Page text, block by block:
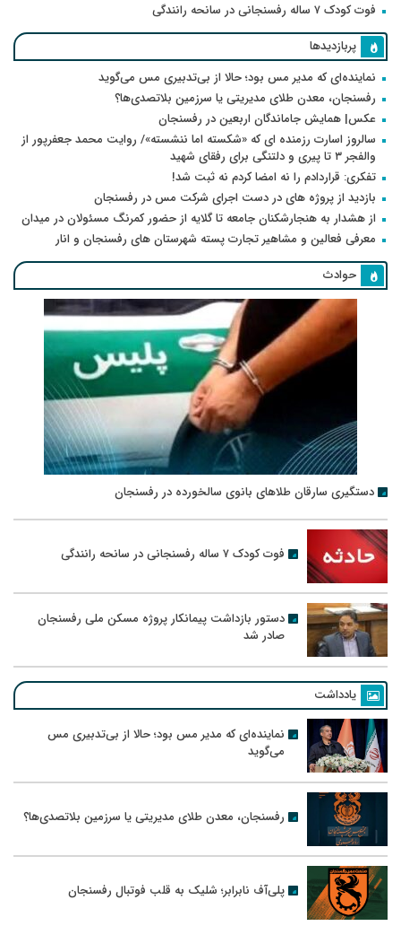
فوت کودک ۷ ساله رفسنجانی در سانحه رانندگی
پربازدیدها
نماینده‌ای که مدیر مس بود؛ حالا از بی‌تدبیری مس می‌گوید
رفسنجان، معدن طلای مدیریتی یا سرزمین بلاتصدی‌ها؟
عکس| همایش جاماندگان اربعین در رفسنجان
سالروز اسارت رزمنده ای که «شکسته اما ننشسته»/ روایت محمد جعفرپور از
والفجر ۳ تا پیری و دلتنگی برای رفقای شهید
تفکری: قراردادم را نه امضا کردم نه ثبت شد!
بازدید از پروژه های در دست اجرای شرکت مس در رفسنجان
از هشدار به هنجارشکنان جامعه تا گلایه از حضور کمرنگ مسئولان در میدان
معرفی فعالین و مشاهیر تجارت پسته شهرستان های رفسنجان و انار
حوادث
دستگیری سارقان طلاهای بانوی سالخورده در رفسنجان
فوت کودک ۷ ساله رفسنجانی در سانحه رانندگی
دستور بازداشت پیمانکار پروژه مسکن ملی رفسنجان
صادر شد
یادداشت
نماینده‌ای که مدیر مس بود؛ حالا از بی‌تدبیری مس
می‌گوید
رفسنجان، معدن طلای مدیریتی یا سرزمین بلاتصدی‌ها؟
پلی‌آف نابرابر؛ شلیک به قلب فوتبال رفسنجان